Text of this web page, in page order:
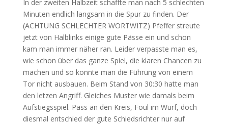
In der zweiten Halbzeit schaffte man nach 5 schlechten
Minuten endlich langsam in die Spur zu finden. Der
(ACHTUNG SCHLECHTER WORTWITZ) Pfeffer streute
jetzt von Halblinks einige gute Pässe ein und schon
kam man immer näher ran. Leider verpasste man es,
wie schon über das ganze Spiel, die klaren Chancen zu
machen und so konnte man die Führung von einem
Tor nicht ausbauen. Beim Stand von 30:30 hatte man
den letzen Angriff. Gleiches Muster wie damals beim
Aufstiegsspiel. Pass an den Kreis, Foul im Wurf, doch
diesmal entschied der gute Schiedsrichter nur auf